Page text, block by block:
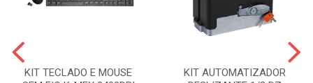
KIT TECLADO E MOUSE
KIT AUTOMATIZADOR